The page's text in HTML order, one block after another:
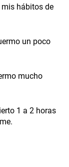
hábitos de
un poco
mucho
1 a 2 horas